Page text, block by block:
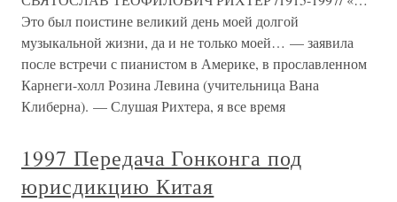
Это был поистине великий день моей долгой
музыкальной жизни, да и не только моей… — заявила
после встречи с пианистом в Америке, в прославленном
Карнеги-холл Розина Левина (учительница Вана
Клиберна). — Слушая Рихтера, я все время
1997 Передача Гонконга под
юрисдикцию Китая